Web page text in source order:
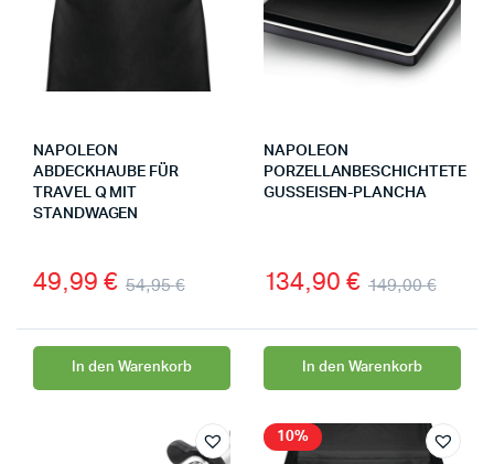
NAPOLEON
ABDECKHAUBE FÜR
TRAVEL Q MIT
STANDWAGEN
54,95€
49,99 €
In den Warenkorb
NAPOLEON
PORZELLANBESCHICHTETE
GUSSEISEN-PLANCHA
149,00€
134,90 €
In den Warenkorb
10%